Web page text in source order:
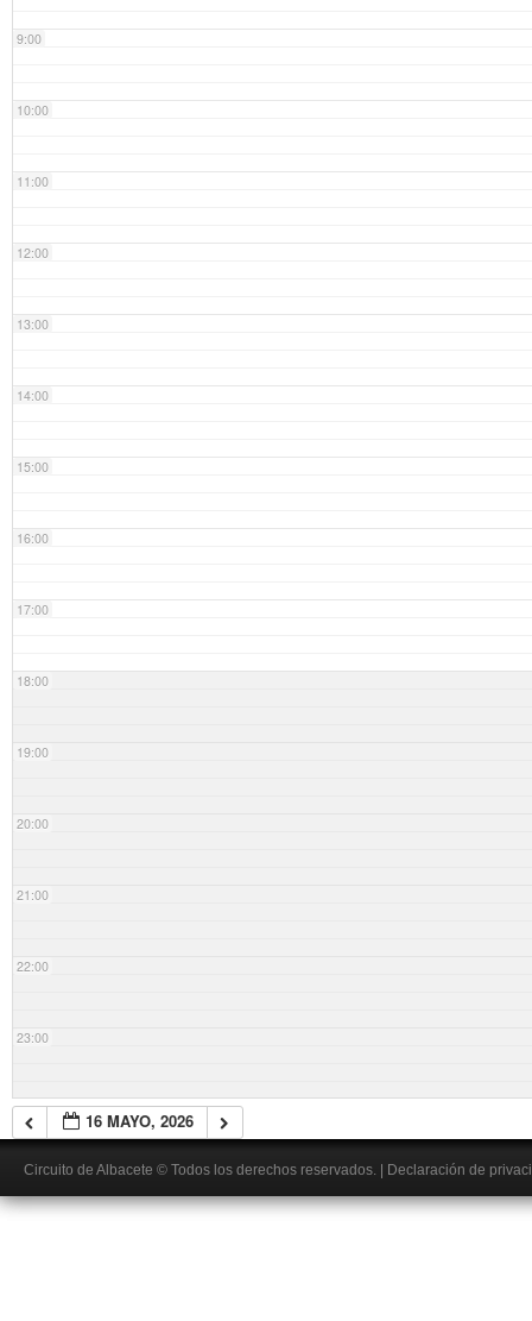
9:00
10:00
11:00
12:00
13:00
14:00
15:00
16:00
17:00
18:00
19:00
20:00
21:00
22:00
23:00
16 MAYO, 2026
Circuito de Albacete © Todos los derechos reservados. Declaración de